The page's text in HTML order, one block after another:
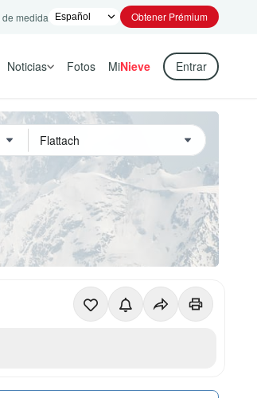
medida Obtener Prémium
Noticias Fotos MiNieve Entrar